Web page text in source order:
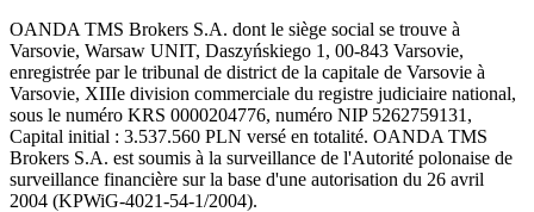
OANDA TMS Brokers S.A. dont le siège social se trouve à
Varsovie, Warsaw UNIT, Daszyńskiego 1, 00-843 Varsovie,
enregistrée par le tribunal de district de la capitale de Varsovie à
Varsovie, XIIIe division commerciale du registre judiciaire national,
sous le numéro KRS 0000204776, numéro NIP 5262759131,
Capital initial : 3.537.560 PLN versé en totalité. OANDA TMS
Brokers S.A. est soumis à la surveillance de l'Autorité polonaise de
surveillance financière sur la base d'une autorisation du 26 avril
2004 (KPWiG-4021-54-1/2004).